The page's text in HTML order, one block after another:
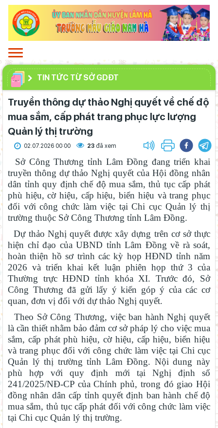
TIN TỨC TỪ SỞ GDĐT
Truyền thông dự thảo Nghị quyết về chế độ
mua sắm, cấp phát trang phục lực lượng
Quản lý thị trường
02.07.2026 00:00 23 đã xem
Sở Công Thương tỉnh Lâm Đồng đang triển khai
truyền thông dự thảo Nghị quyết của Hội đồng nhân
dân tỉnh quy định chế độ mua sắm, thủ tục cấp phát
phù hiệu, cờ hiệu, cấp hiệu, biển hiệu và trang phục
đối với công chức làm việc tại Chi cục Quản lý thị
trường thuộc Sở Công Thương tỉnh Lâm Đồng.
Dự thảo Nghị quyết được xây dựng trên cơ sở thực
hiện chỉ đạo của UBND tỉnh Lâm Đồng về rà soát,
hoàn thiện hồ sơ trình các kỳ họp HĐND tỉnh năm
2026 và triển khai kết luận phiên họp thứ 3 của
Thường trực HĐND tỉnh khóa XI. Trước đó, Sở
Công Thương đã gửi lấy ý kiến góp ý của các cơ
quan, đơn vị đối với dự thảo Nghị quyết.
Theo Sở Công Thương, việc ban hành Nghị quyết
là cần thiết nhằm bảo đảm cơ sở pháp lý cho việc mua
sắm, cấp phát phù hiệu, cờ hiệu, cấp hiệu, biển hiệu
và trang phục đối với công chức làm việc tại Chi cục
Quản lý thị trường tỉnh Lâm Đồng. Nội dung này
phù hợp với quy định mới tại Nghị định số
241/2025/NĐ-CP của Chính phủ, trong đó giao Hội
đồng nhân dân cấp tỉnh quyết định ban hành chế độ
mua sắm, thủ tục cấp phát đối với công chức làm việc
tại Chi cục Quản lý thị trường.